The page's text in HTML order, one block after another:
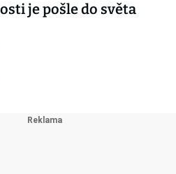
je pošle do světa